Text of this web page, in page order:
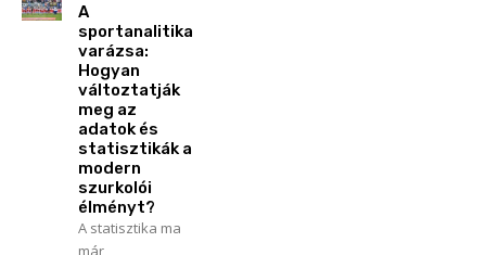
A
sportanalitika
varázsa:
Hogyan
változtatják
meg az
adatok és
statisztikák a
modern
szurkolói
élményt?
A statisztika ma
már